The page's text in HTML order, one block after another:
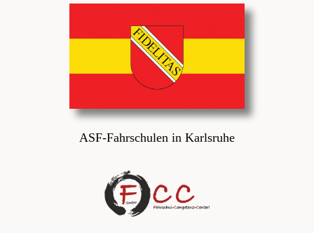
ASF-Fahrschulen in Karlsruhe